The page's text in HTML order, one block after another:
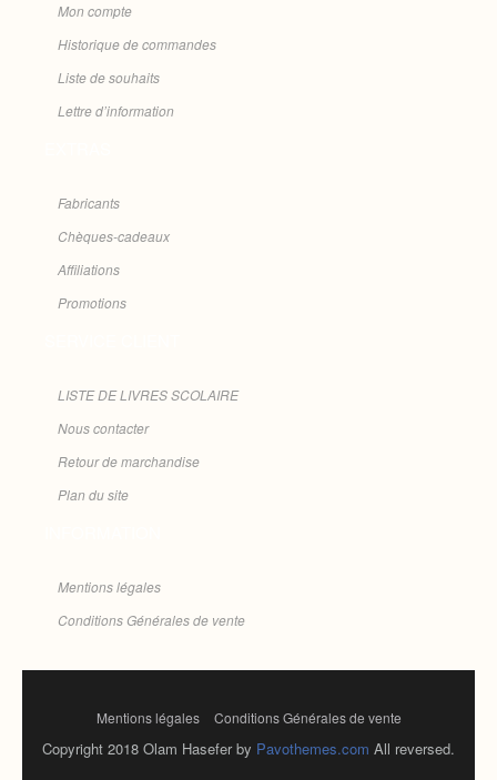
Mon compte
Historique de commandes
Liste de souhaits
Lettre d’information
Fabricants
Chèques-cadeaux
Affiliations
Promotions
LISTE DE LIVRES SCOLAIRE
Nous contacter
Retour de marchandise
Plan du site
Mentions légales
Conditions Générales de vente
Mentions légales Conditions Générales de vente
Copyright 2018 Olam Hasefer by Pavothemes.com All reversed.